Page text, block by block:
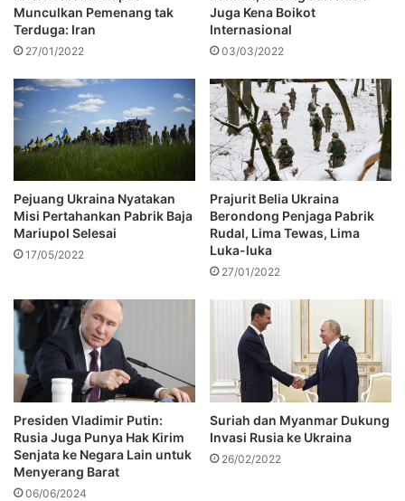
Munculkan Pemenang tak
Terduga: Iran
27/01/2022
Juga Kena Boikot
Internasional
03/03/2022
Pejuang Ukraina Nyatakan
Misi Pertahankan Pabrik Baja
Mariupol Selesai
17/05/2022
Prajurit Belia Ukraina
Berondong Penjaga Pabrik
Rudal, Lima Tewas, Lima
Luka-luka
27/01/2022
Presiden Vladimir Putin:
Rusia Juga Punya Hak Kirim
Senjata ke Negara Lain untuk
Menyerang Barat
06/06/2024
Suriah dan Myanmar Dukung
Invasi Rusia ke Ukraina
26/02/2022